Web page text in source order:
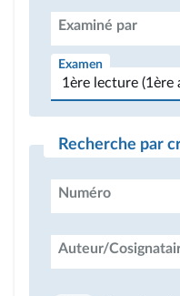
Examiné par
Examen
Recherche par
Numéro
Auteur/